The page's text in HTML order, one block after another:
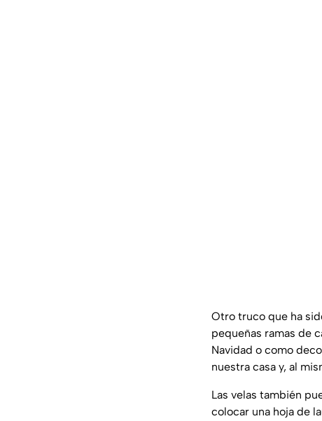
Otro truco que ha
pequeñas ramas de
Navidad o como
nuestra casa y, al
Las velas también
colocar una hoja de